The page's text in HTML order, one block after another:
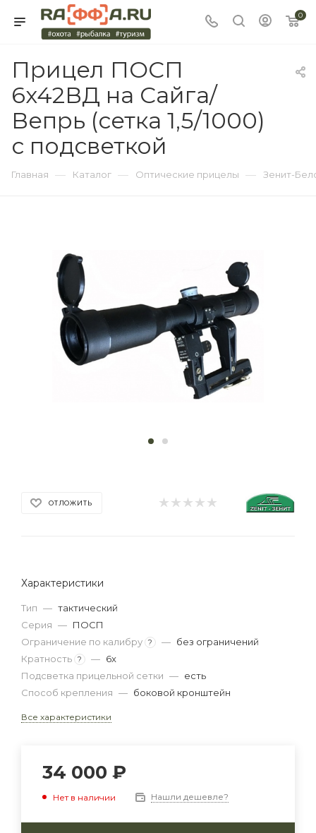
0
Прицел ПОСП
6x42ВД на Сайга/
Вепрь (сетка 1,5/1000)
с подсветкой
Главная — Каталог — Оптические прицелы — Зенит-
ОТЛОЖИТЬ
Характеристики
Тип — тактический
Серия — ПОСП
Ограничение по калибру ? — без ограничений
Кратность ? — 6x
Подсветка прицельной сетки — есть
Способ крепления — боковой кронштейн
Все характеристики
34 000 ₽
Нет в наличии Нашли дешевле?